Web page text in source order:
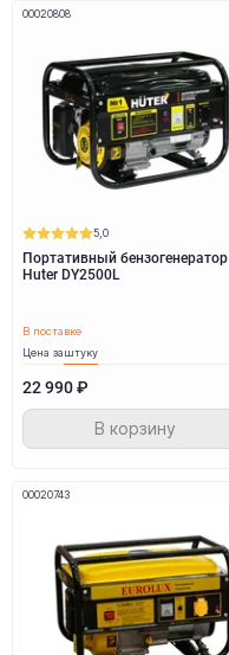
00020808
5,0
Портативный бензогенератор
Huter DY2500L
В поставке
Цена заштуку
22 990 ₽
В корзину
00020743